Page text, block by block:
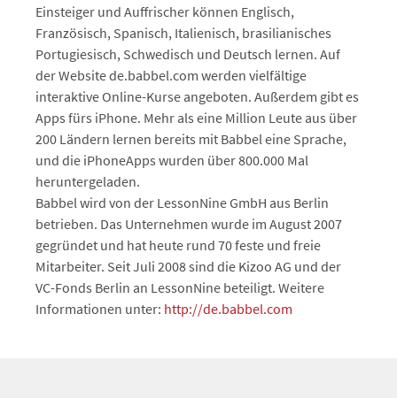
Einsteiger und Auffrischer können Englisch,
Französisch, Spanisch, Italienisch, brasilianisches
Portugiesisch, Schwedisch und Deutsch lernen. Auf
der Website de.babbel.com werden vielfältige
interaktive Online-Kurse angeboten. Außerdem gibt es
Apps fürs iPhone. Mehr als eine Million Leute aus über
200 Ländern lernen bereits mit Babbel eine Sprache,
und die iPhoneApps wurden über 800.000 Mal
heruntergeladen.
Babbel wird von der LessonNine GmbH aus Berlin
betrieben. Das Unternehmen wurde im August 2007
gegründet und hat heute rund 70 feste und freie
Mitarbeiter. Seit Juli 2008 sind die Kizoo AG und der
VC-Fonds Berlin an LessonNine beteiligt. Weitere
Informationen unter: http://de.babbel.com